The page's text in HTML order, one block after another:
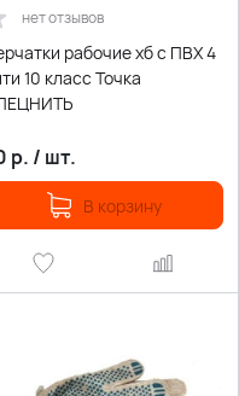
нет отзывов
рабочие хб с ПВХ 4
10 класс Точка
р. / шт.
В корзину